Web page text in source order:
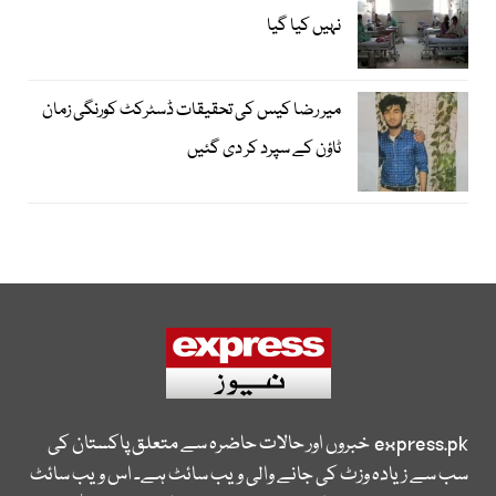
نہیں کیا گیا
میر رضا کیس کی تحقیقات ڈسٹرکٹ کورنگی زمان
ٹاؤن کے سپرد کر دی گئیں
express.pkخبروں اور حالات حاضرہ سے متعلق پاکستان کی
سب سے زیادہ وزٹ کی جانے والی ویب سائٹ ہے۔ اس ویب سائٹ